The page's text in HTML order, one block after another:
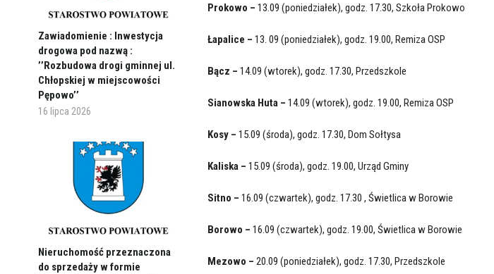
Zawiadomienie : Inwestycja
drogowa pod nazwą :
’’Rozbudowa drogi gminnej ul.
Chłopskiej w miejscowości
Pępowo’’
16 lipca 2026
Nieruchomość przeznaczona
do sprzedaży w formie
Prokowo – 13.09 (poniedziałek), godz. 17.30, Szkoła Prokowo
Łapalice – 13. 09 (poniedziałek), godz. 19.00, Remiza OSP
Bącz – 14.09 (wtorek), godz. 17.30, Przedszkole
Sianowska Huta – 14.09 (wtorek), godz. 19.00, Remiza OSP
Kosy – 15.09 (środa), godz. 17.30, Dom Sołtysa
Kaliska – 15.09 (środa), godz. 19.00, Urząd Gminy
Sitno – 16.09 (czwartek), godz. 17.30 , Świetlica w Borowie
Borowo – 16.09 (czwartek), godz. 19.00, Świetlica w Borowie
Mezowo – 20.09 (poniedziałek), godz. 17.30, Przedszkole